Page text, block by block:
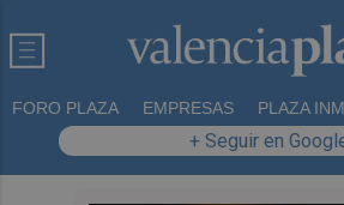
FORO PLAZA EMPRESAS PLAZA
+ Seguir en